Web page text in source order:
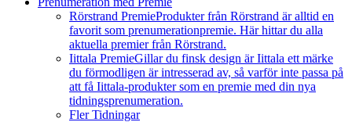
Rörstrand PremieProdukter från Rörstrand är alltid en
favorit som prenumerationpremie. Här hittar du alla
aktuella premier från Rörstrand.
Iittala PremieGillar du finsk design är Iittala ett märke
du förmodligen är intresserad av, så varför inte passa på
att få Iittala-produkter som en premie med din nya
tidningsprenumeration.
Fler Tidningar